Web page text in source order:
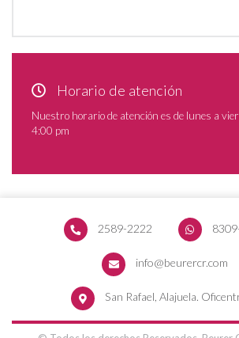
Horario de atención
Nuestro horario de atención es de lunes a
4:00 pm
2589-2222
info@beurercr.com
San Rafael, Alajuela.